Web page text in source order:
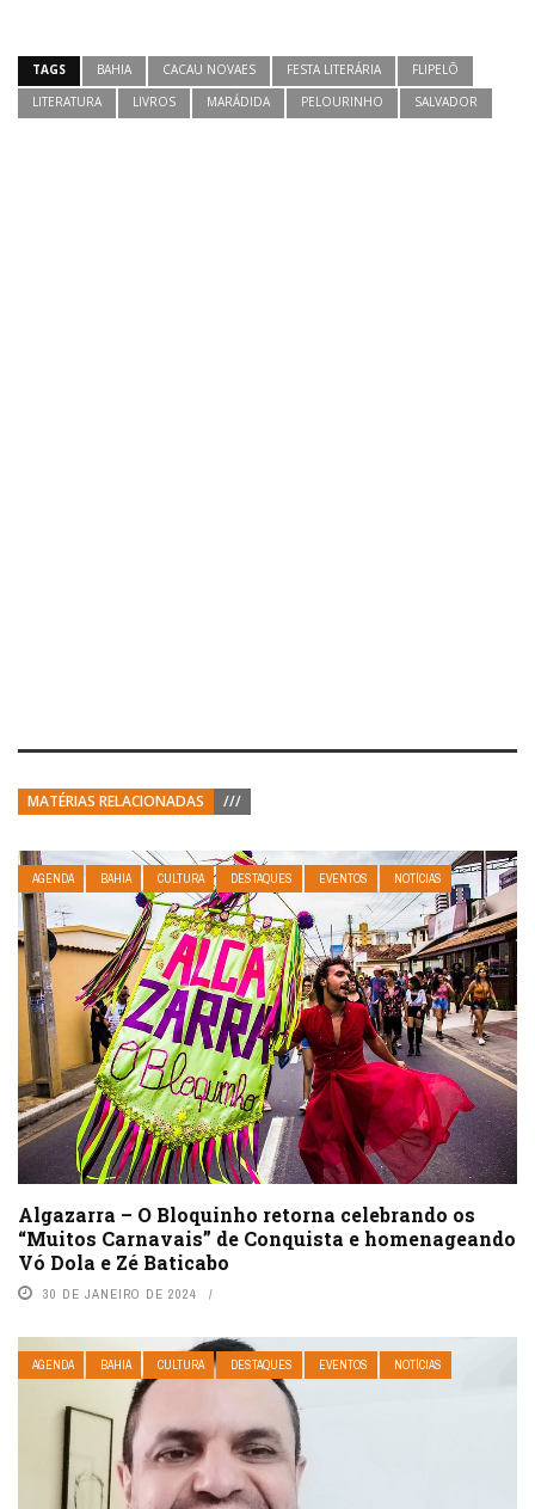
TAGS BAHIA CACAU NOVAES FESTA LITERÁRIA
FLIPELÕ
LITERATURA
LIVROS MARÁDIDA PELOURINHO SALVADOR
MATÉRIAS RELACIONADAS ///
AGENDA BAHIA CULTURA DESTAQUES EVENTOS NOTÍCIAS
Algazarra – O Bloquinho retorna celebrando os
“Muitos Carnavais” de Conquista e homenageando
Vó Dola e Zé Baticabo
30 DE JANEIRO DE 2024
AGENDA BAHIA CULTURA DESTAQUES EVENTOS NOTÍCIAS